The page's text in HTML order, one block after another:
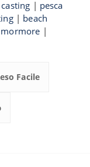
| pesca
| beach
mormore |
Facile